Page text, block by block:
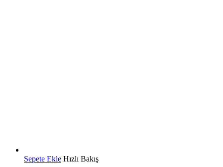
Sepete Ekle Hızlı Bakış